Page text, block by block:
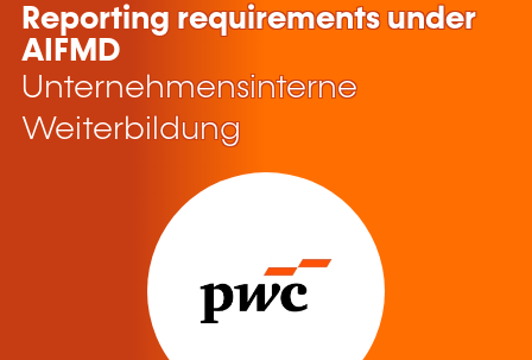
Reporting requirements under
AIFMD
Unternehmensinterne
Weiterbildung